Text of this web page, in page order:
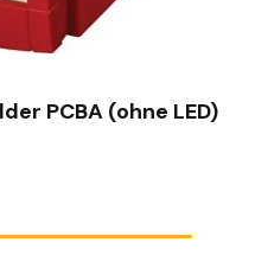
PCBA (ohne LED)